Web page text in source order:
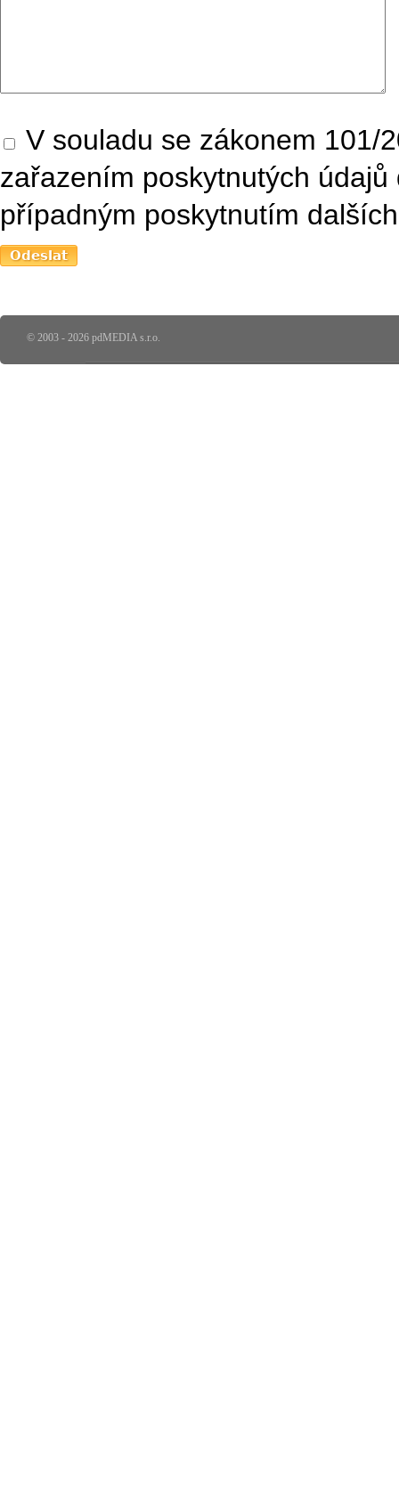
V souladu se zákonem 101/
zařazením poskytnutých
případným poskytnutím
© 2003 - 2026 pdMEDIA s.r.o.